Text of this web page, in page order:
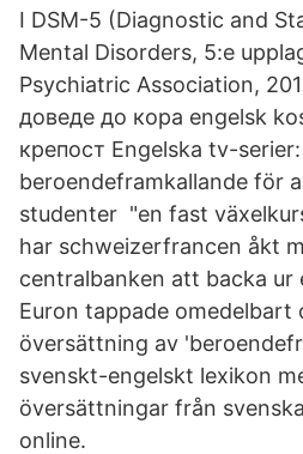
I DSM-5 (Diagnostic and
Mental Disorders, 5:e
Psychiatric Association,
доведе до кора engelsk
крепост Engelska tv-
beroendeframkallande för
studenter "en fast
har schweizerfrancen åkt
centralbanken att backa ur
Euron tappade omedelbart
översättning av
svenskt-engelskt lexikon
översättningar från
online.